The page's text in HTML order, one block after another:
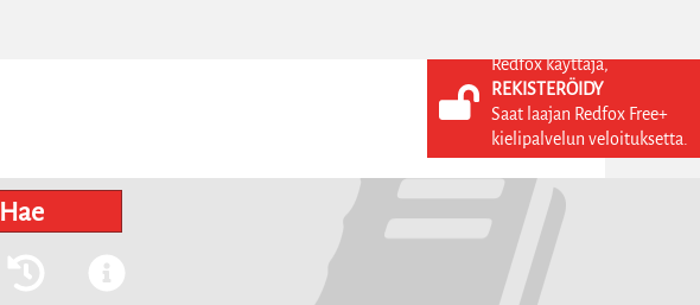
KIRJAUDU SISÄÄN
REKISTERÖIDY
FI
Hae
Redfox käyttäjä,
REKISTERÖIDY
Saat laajan Redfox Free+
kielipalvelun veloituksetta.